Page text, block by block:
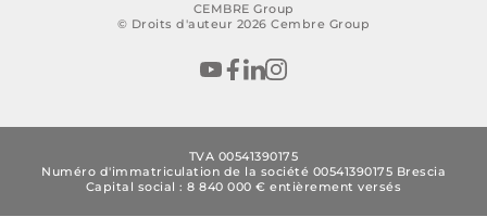
CEMBRE Group
© Droits d'auteur 2026 Cembre Group
TVA 00541390175
Numéro d'immatriculation de la société 00541390175 Brescia
Capital social : 8 840 000 € entièrement versés